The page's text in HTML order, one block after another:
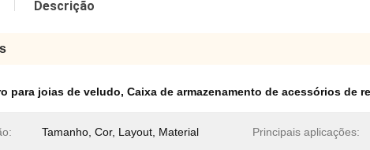
Descrição
para joias de veludo, Caixa de armazenamento de acessórios de
Tamanho, Cor, Layout, Material Principais aplicações: